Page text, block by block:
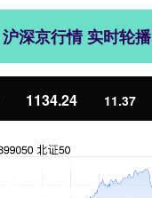
沪深京行情 实时轮播
1134.24 11.37